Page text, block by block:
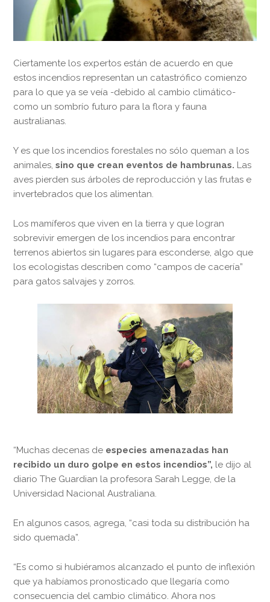
Ciertamente los expertos están de acuerdo en que
estos incendios representan un catastrófico comienzo
para lo que ya se veía -debido al cambio climático-
como un sombrío futuro para la flora y fauna
australianas.
Y es que los incendios forestales no sólo queman a los
animales,sino que crean eventos de hambrunas. Las
aves pierden sus árboles de reproducción y las frutas e
invertebrados que los alimentan.
Los mamíferos que viven en la tierra y que logran
sobrevivir emergen de los incendios para encontrar
terrenos abiertos sin lugares para esconderse, algo que
los ecologistas describen como “campos de cacería”
para gatos salvajes y zorros.
“Muchas decenas de especies amenazadas han
recibido un duro golpe en estos incendios”, le dijo al
diario The Guardian la profesora Sarah Legge, de la
Universidad Nacional Australiana.
En algunos casos, agrega, “casi toda su distribución ha
sido quemada”.
“Es como si hubiéramos alcanzado el punto de inflexión
que ya habíamos pronosticado que llegaría como
consecuencia del cambio climático. Ahora nos